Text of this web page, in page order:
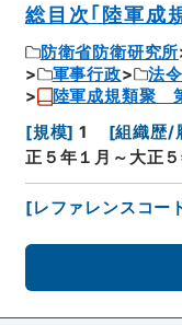
総目次｢陸軍成
防衛省防衛研究所
軍事行政
法令
陸軍成規類聚
[規模] 1 [組織歴/
正５年１月～大正５
[レファレンスコー